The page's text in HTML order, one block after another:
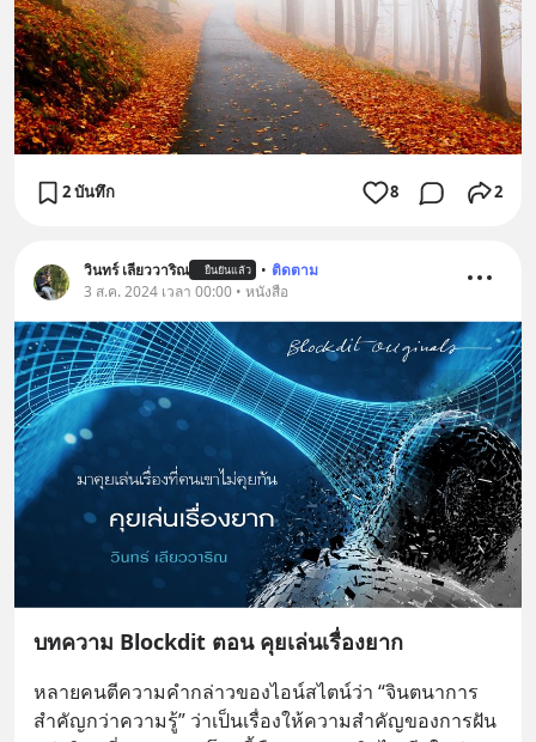
2 บันทึก 8 2
วินทร์ เลียววาริณ ยืนยันแล้ว • ติดตาม
3 ส.ค. 2024 เวลา 00:00 • หนังสือ
บทความ Blockdit ตอน คุยเล่นเรื่องยาก
หลายคนตีความคำกล่าวของไอน์สไตน์ว่า “จินตนาการ
สำคัญกว่าความรู้” ว่าเป็นเรื่องให้ความสำคัญของการฝัน